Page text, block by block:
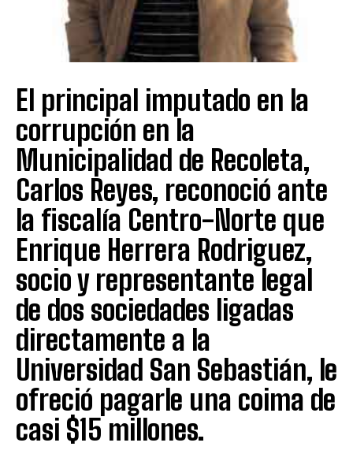
El principal imputado en la
corrupción en la
Municipalidad de Recoleta,
Carlos Reyes, reconoció ante
la fiscalía Centro-Norte que
Enrique Herrera Rodriguez,
socio y representante legal
de dos sociedades ligadas
directamente a la
Universidad San Sebastián, le
ofreció pagarle una coima de
casi $15 millones.